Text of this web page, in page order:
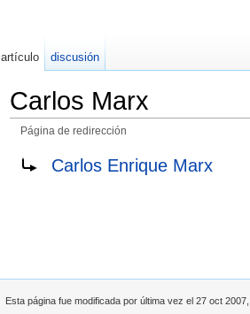
Carlos Marx
Página de redirección
Carlos Enrique Marx
artículo discusión
Esta página fue modificada por última vez el 27 oct